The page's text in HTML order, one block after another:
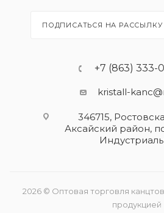
ПОДПИСАТЬСЯ НА РАССЫЛКУ
+7 (863) 333-
kristall-
346715,
Аксайский район,
2026 © Оптовая торговля
продукцией